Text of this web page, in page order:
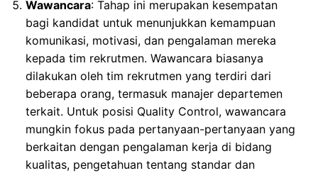
Wawancara: Tahap ini merupakan kesempatan
bagi kandidat untuk menunjukkan kemampuan
komunikasi, motivasi, dan pengalaman mereka
kepada tim rekrutmen. Wawancara biasanya
dilakukan oleh tim rekrutmen yang terdiri dari
beberapa orang, termasuk manajer departemen
terkait. Untuk posisi Quality Control, wawancara
mungkin fokus pada pertanyaan-pertanyaan yang
berkaitan dengan pengalaman kerja di bidang
kualitas, pengetahuan tentang standar dan